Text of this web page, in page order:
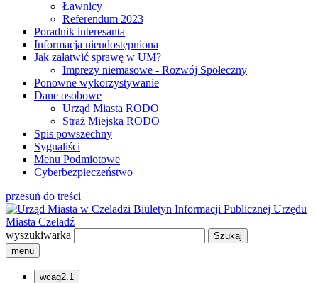
Ławnicy
Referendum 2023
Poradnik interesanta
Informacja nieudostępniona
Jak załatwić sprawę w UM?
Imprezy niemasowe - Rozwój Społeczny
Ponowne wykorzystywanie
Dane osobowe
Urząd Miasta RODO
Straż Miejska RODO
Spis powszechny
Sygnaliści
Menu Podmiotowe
Cyberbezpieczeństwo
przesuń do treści
Biuletyn Informacji Publicznej Urzędu
Miasta Czeladź
wyszukiwarka
menu
wcag2.1